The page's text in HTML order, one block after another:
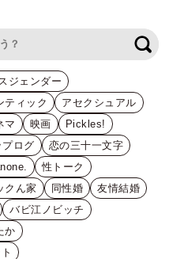
ジェンダー
ティック
アセクシュアル
マ 映画
Pickles!
プログ
恋の三十一文字
性トーク
クん家 同性婚
友情結婚
バビ江ノビッチ
か